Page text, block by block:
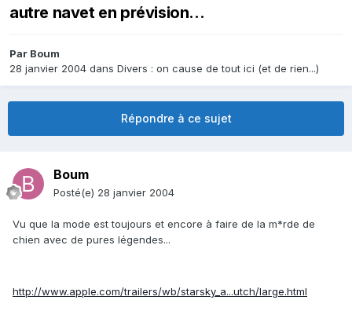
autre navet en prévision...
Par Boum
28 janvier 2004 dans Divers : on cause de tout ici (et de rien...)
Répondre à ce sujet
Boum
Posté(e) 28 janvier 2004
Vu que la mode est toujours et encore à faire de la m*rde de
chien avec de pures légendes...
http://www.apple.com/trailers/wb/starsky_a...utch/large.html